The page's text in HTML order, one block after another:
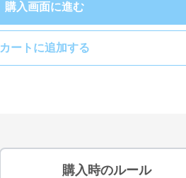
購入画面に進む
カートに追加する
購入時のルール